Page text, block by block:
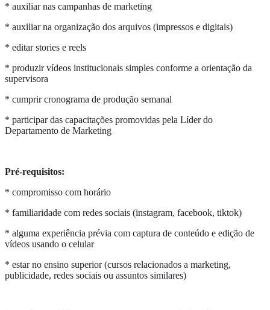
* auxiliar nas campanhas de marketing
* auxiliar na organização dos arquivos (impressos e digitais)
* editar stories e reels
* ⁠produzir vídeos institucionais simples conforme a orientação da
supervisora
* ⁠cumprir cronograma de produção semanal
* participar das capacitações promovidas pela Líder do
Departamento de Marketing
Pré-requisitos:
* compromisso com horário
* familiaridade com redes sociais (instagram, facebook, tiktok)
* alguma experiência prévia com captura de conteúdo e edição de
vídeos usando o celular
* estar no ensino superior (cursos relacionados a marketing,
publicidade, redes sociais ou assuntos similares)